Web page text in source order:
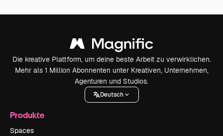
Die kreative Plattform, um deine beste Arbeit zu verwirklichen.
Mehr als 1 Million Abonnenten unter Kreativen, Unternehmen,
Agenturen und Studios.
Deutsch
Produkte
Spaces